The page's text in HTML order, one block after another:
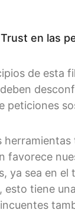
en las
de esta
peticiones
favorece
ya sea en el
esto tiene